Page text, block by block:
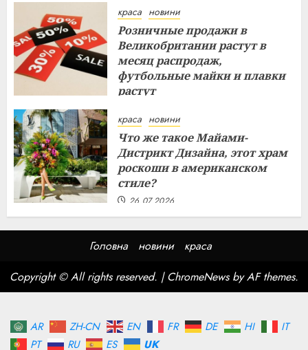
краса новини
Розничные продажи в
Великобритании растут в
месяц распродаж,
футбольные майки и плавки
растут
краса новини
Что же такое Майами-
Дистрикт Дизайна, этот храм
роскоши в американском
стиле?
26.07.2026
Головна новини
краса
Copyright © All rights reserved. |ChromeNewsby AF themes.
AR ZH-CN EN FR DE HI
IT
PT
RU ES UK